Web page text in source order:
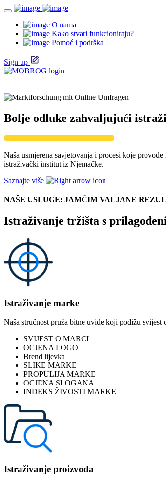
O nama
Kako stvari funkcioniraju?
Pomoć i podrška
Sign up
Bolje odluke zahvaljujući
Naša usmjerena savjetovanja i procesi koje
istraživački institut iz Njemačke.
Saznajte više
NAŠE USLUGE: JAMČIM VALJANE
Istraživanje tržišta s
Istraživanje marke
Naša stručnost pruža bitne uvide koji podižu
SVIJEST O MARCI
OCJENA LOGO
Brend lijevka
SLIKE MARKE
PROPULIJA MARKE
OCJENA SLOGANA
INDEKS ŽIVOSTI MARKE
Istraživanje proizvoda